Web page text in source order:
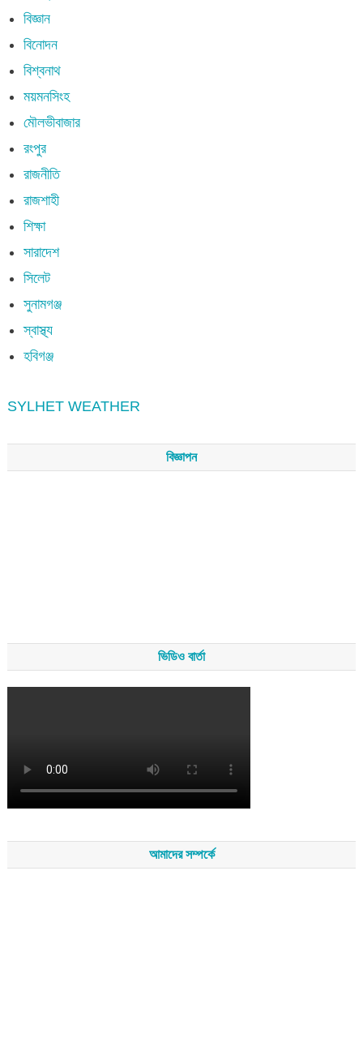
বিজ্ঞান
বিনোদন
বিশ্বনাথ
ময়মনসিংহ
মৌলভীবাজার
রংপুর
রাজনীতি
রাজশাহী
শিক্ষা
সারাদেশ
সিলেট
সুনামগঞ্জ
স্বাস্থ্য
হবিগঞ্জ
SYLHET WEATHER
বিজ্ঞাপন
ভিডিও বার্তা
আমাদের সম্পর্কে